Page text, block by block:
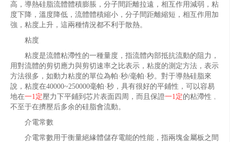
高，導熱硅脂流體體積膨脹，分子間距離拉遠，相互作用減弱，粘
度下降，溫度降低，流體體積縮小，分子間距離縮短，相互作用加
強，粘度上升，這兩種情況都不利于散熱。
粘度
粘度是流體粘滯性的一種量度，指流體內部抵抗流動的阻力，
用對流體的剪切應力與剪切速率之比表示，粘度的測定方法，表示
方法很多，如動力粘度的單位為帕·秒/毫帕·秒。對于導熱硅脂來
說，粘度在40000~250000毫帕·秒，具有很好的平鋪性，可以容易
地在一1定壓力下平鋪到芯片表面四周，而且保證一1定的粘滯性﹐
不至于在擠壓后多余的硅脂會流動。
介電常數
介電常數用于衡量絕緣體儲存電能的性能，指兩塊金屬板之間